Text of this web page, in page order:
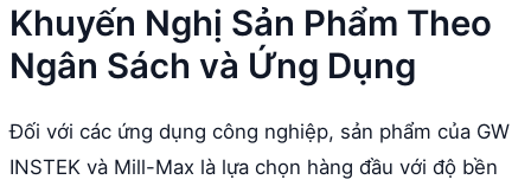
Khuyến Nghị Sản Phẩm Theo
Ngân Sách và Ứng Dụng
Đối với các ứng dụng công nghiệp, sản phẩm của GW
INSTEK và Mill-Max là lựa chọn hàng đầu với độ bền